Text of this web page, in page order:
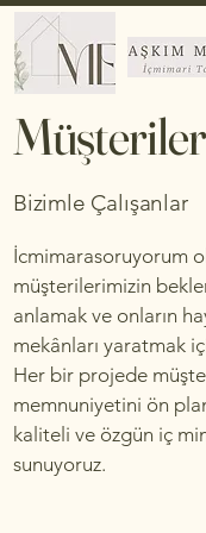
Bizimle Çalışanlar
İcmimarasoruyorum
müşterilerimizin
anlamak ve onların
mekânları yaratmak
Her bir projede
memnuniyetini ön
kaliteli ve özgün iç
sunuyoruz.